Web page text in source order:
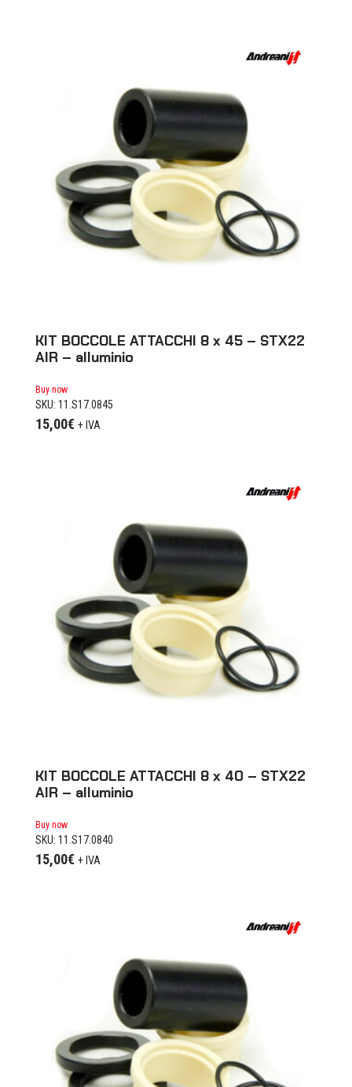
KIT BOCCOLE ATTACCHI 8 x 45 – STX22
AIR – alluminio
Buy now
SKU: 11.S17.0845
15,00€ + IVA
KIT BOCCOLE ATTACCHI 8 x 40 – STX22
AIR – alluminio
Buy now
SKU: 11.S17.0840
15,00€ + IVA